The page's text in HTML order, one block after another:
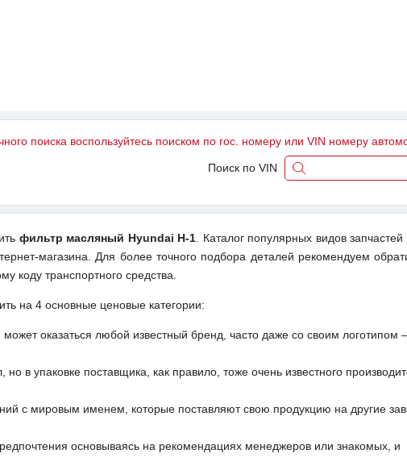
поиска воспользуйтесь поиском по гос. номеру или VIN номеру
Поиск по VIN
фильтр масляный Hyundai H-1. Каталог популярных видов запчастей
магазина. Для более точного подбора деталей рекомендуем
коду транспортного средства.
на 4 основные ценовые категории:
оказаться любой известный бренд, часто даже со своим логотипом
в упаковке поставщика, как правило, тоже очень известного
с мировым именем, которые поставляют свою продукцию на другие
основываясь на рекомендациях менеджеров или знакомых, и